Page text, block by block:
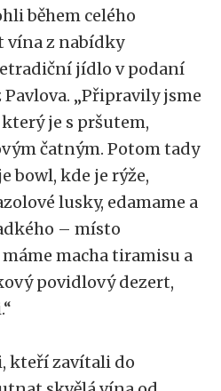
během celého
vína z nabídky
jídlo v podaní
Pavlova. „Připravily jsme
je s pršutem,
čatným. Potom tady
bowl, kde je rýže,
lusky, edamame a
– místo
macha tiramisu a
povidlový dezert,
kteří zavítali do